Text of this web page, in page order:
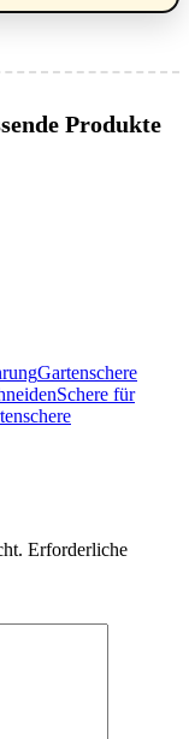
Produkte
Gartenschere
Schere für
Erforderliche